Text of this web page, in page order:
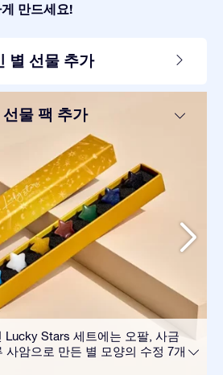
만드세요!
별 선물 추가
물 팩 추가
Lucky Stars 세트에는 오팔, 사금
사암으로 만든 별 모양의 수정 7개